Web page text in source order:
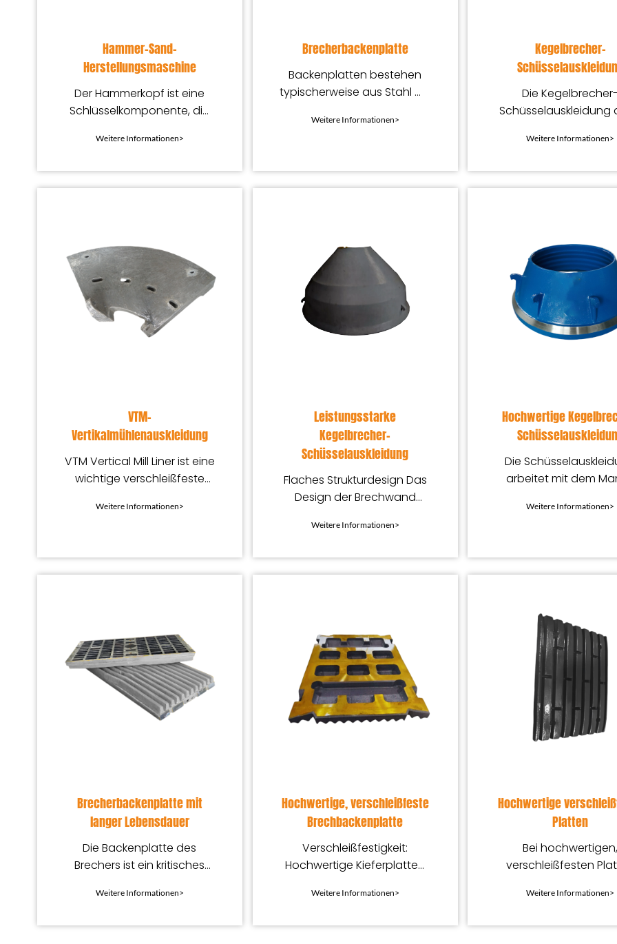
Hammer-Sand-
Herstellungsmaschine
Der Hammerkopf ist eine
Schlüsselkomponente, die
Feinzerkleinern
Weitere Informationen>
Brecherbackenplatte
Backenplatten bestehen
typischerweise aus Stahl mit
für seine hervorragende
Weitere Informationen>
Kegelbrecher-
Die Kegelbrecher-
Schüsselauskleidung
Hauptkörpers des
Weitere Informationen>
VTM-
Vertikalmühlenauskleidung
VTM Vertical Mill Liner ist eine
wichtige verschleißfeste
Feinschleifen und
Weitere Informationen>
Leistungsstarke
Kegelbrecher-
Schüsselauskleidung
Flaches Strukturdesign Das
Design der Brechwand
Optimierung von Dicke und
Weitere Informationen>
Hochwertige
Die
arbeitet mit dem
Brechkammer, in der
Weitere Informationen>
Brecherbackenplatte mit
langer Lebensdauer
Die Backenplatte des
Brechers ist ein kritisches
Backenbrecher, die in der
Weitere Informationen>
Hochwertige, verschleißfeste
Brechbackenplatte
Verschleißfestigkeit:
Hochwertige Kieferplatten
aus Verschleißmaterialien.
Weitere Informationen>
Hochwertige
Platten
Bei hochwertigen,
verschleißfesten
Klasse von
Weitere Informationen>